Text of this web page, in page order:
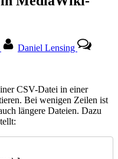
Daniel Lensing
CSV-Datei in einer
Bei wenigen Zeilen ist
längere Dateien. Dazu